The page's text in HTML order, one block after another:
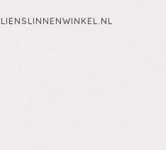
LIENSLINNENWINKEL.NL